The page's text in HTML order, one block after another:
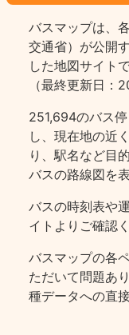
バスマップは、
交通省）が公開
した地図サイトで
（最終更新日：
251,694のバス
し、現在地の近
り、駅名など目
バスの路線図を
バスの時刻表や
イトよりご確認
バスマップの各
ただいて問題あ
種データへの直